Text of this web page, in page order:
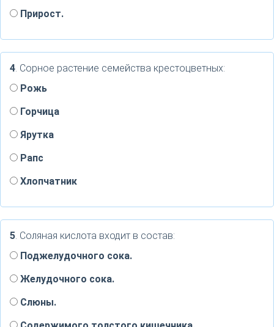
Прирост.
4. Сорное растение семейства крестоцветных:
Рожь
Горчица
Ярутка
Рапс
Хлопчатник
5. Соляная кислота входит в состав:
Поджелудочного сока.
Желудочного сока.
Слюны.